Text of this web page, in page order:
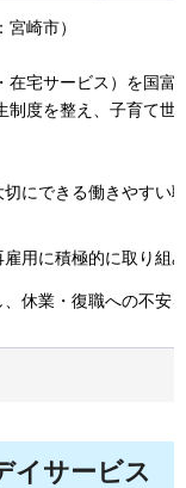
宮崎市）
在宅サービス）を国富
制度を整え、子育て世
にできる働きやすい
用に積極的に取り組
休業・復職への不安
イサービス